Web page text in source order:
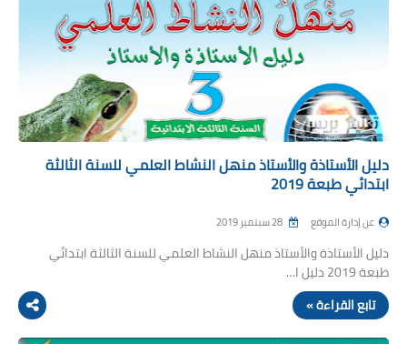
دليل الأستاذة والأستاذ منهل النشاط العلمي للسنة الثالثة
ابتدائي طبعة 2019
عن إدارة الموقع
دليل الأستاذة والأستاذ منهل النشاط العلمي للسنة الثالثة ابتدائي
طبعة 2019 دليل ا…
تابع القراءة »